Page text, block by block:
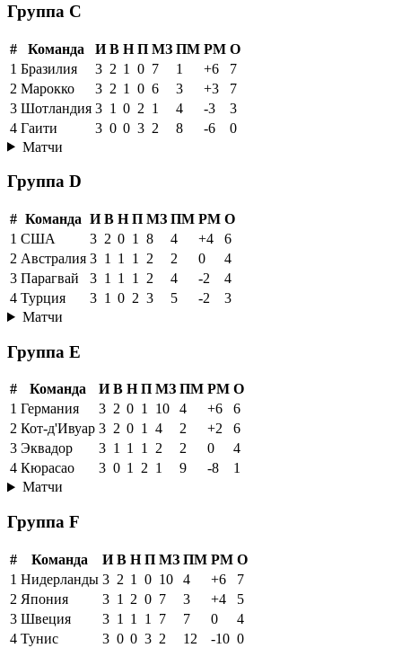
Группа C
# Команда И В Н П МЗ ПМ РМ О
1 Бразилия 3 2 1 0 7 1 +6
7
2 Марокко 3 2 1 0 6 3 +3
7
3 Шотландия 3 1 0 2 1 4 -3
3
4 Гаити 3 0 0 3 2 8 -6
0
Матчи
Группа D
# Команда И В Н П МЗ ПМ РМ О
1 США 3 2 0 1 8 4 +4
6
2 Австралия 3 1 1 1 2 2 0
4
3 Парагвай 3 1 1 1 2 4 -2
4
4 Турция 3 1 0 2 3 5 -2
3
Матчи
Группа E
# Команда И В Н П МЗ ПМ РМ О
1 Германия 3 2 0 1 10 4 +6
6
2 Кот-д'Ивуар 3 2 0 1 4 2 +2
6
3 Эквадор 3 1 1 1 2 2 0
4
4 Кюрасао 3 0 1 2 1 9 -8
1
Матчи
Группа F
# Команда И В Н П МЗ ПМ РМ О
1 Нидерланды 3 2 1 0 10 4 +6
7
2 Япония 3 1 2 0 7 3 +4
5
3 Швеция 3 1 1 1 7 7 0
4
4 Тунис 3 0 0 3 2 12 -10 0